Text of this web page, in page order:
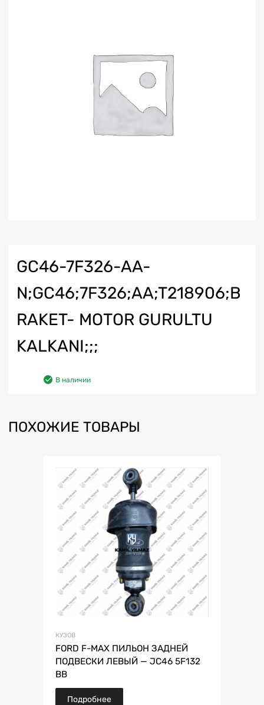
GC46-7F326-AA-
N;GC46;7F326;AA;T218906;B
RAKET- MOTOR GURULTU
KALKANI;;;
В наличии
ПОХОЖИЕ ТОВАРЫ
КУЗОВ
FORD F-MAX ПИЛЬОН ЗАДНЕЙ
ПОДВЕСКИ ЛЕВЫЙ — JC46 5F132
BB
Подробнее